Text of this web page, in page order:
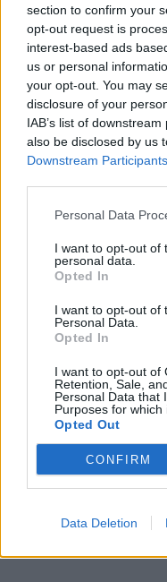
section to confirm your
opt-out request is
interest-based ads
us or personal
your opt-out. You may
disclosure of your
IAB’s list of
also be disclosed by us
Downstream Participants
Personal Data
I want to opt-out of
personal data.
Opted In
I want to opt-out of
Personal Data.
Opted In
I want to opt-out of
Retention, Sale,
Personal Data that
Purposes for which
Opted Out
CONFIRM
Data Deletion